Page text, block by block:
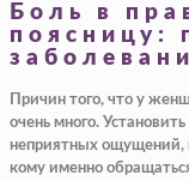
Боль в
поясницу:
Причин того, что у
очень много.
неприятных ощущений,
кому именно